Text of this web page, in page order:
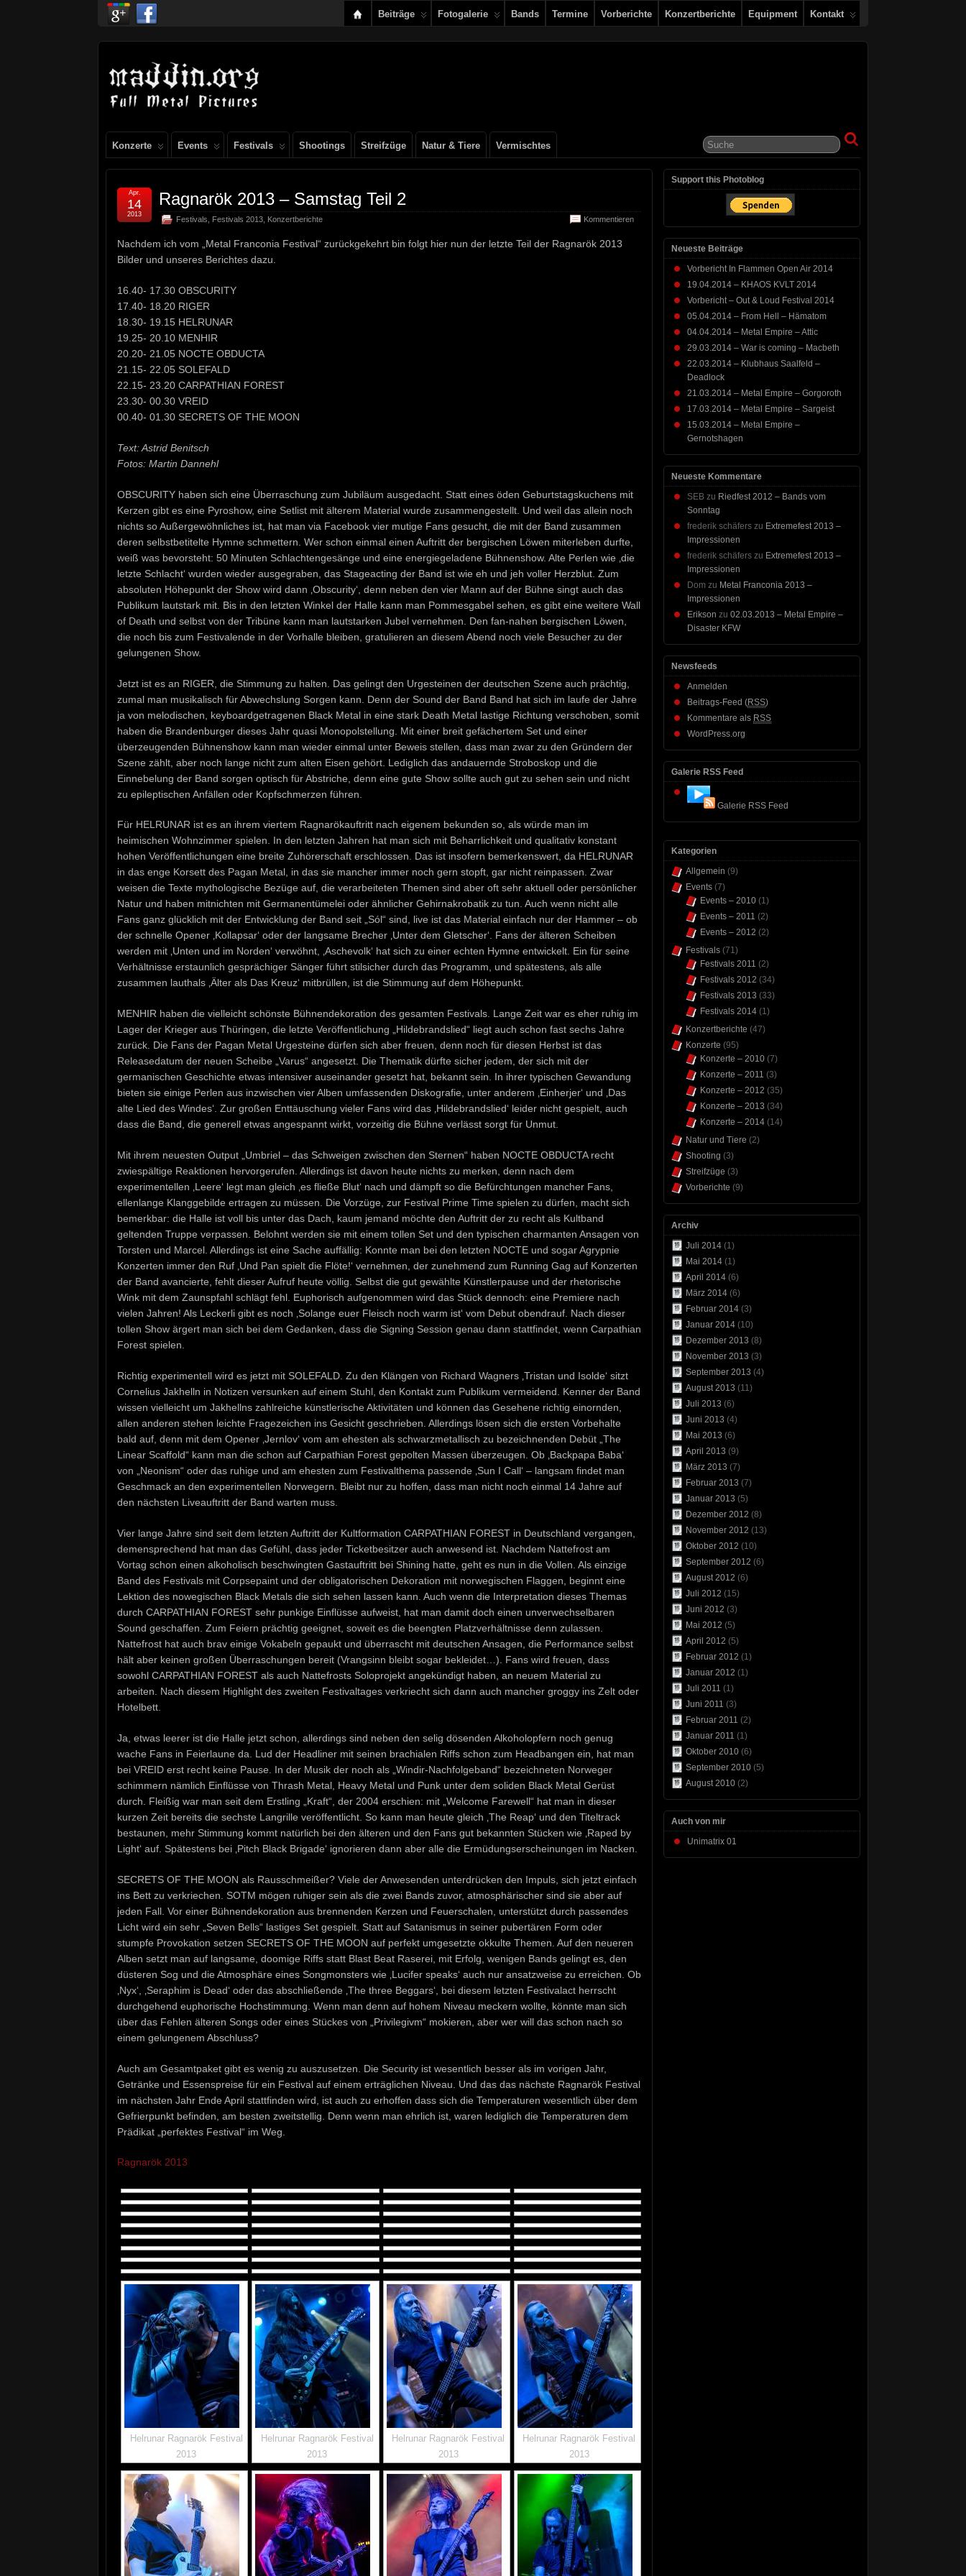
Beiträge Fotogalerie Bands Termine Vorberichte Konzertberichte Equipment Kontakt
Konzerte Events Festivals Shootings Streifzüge Natur & Tiere Vermischtes
Ragnarök 2013 – Samstag Teil 2
Festivals Festivals 2013 Konzertberichte Kommentieren
Apr.
14
2013
Nachdem ich vom „Metal Franconia Festival“ zurückgekehrt bin folgt hier nun der letzte Teil der Ragnarök 2013
Bilder und unseres Berichtes dazu.
16.40- 17.30 OBSCURITY
17.40- 18.20 RIGER
18.30- 19.15 HELRUNAR
19.25- 20.10 MENHIR
20.20- 21.05 NOCTE OBDUCTA
21.15- 22.05 SOLEFALD
22.15- 23.20 CARPATHIAN FOREST
23.30- 00.30 VREID
00.40- 01.30 SECRETS OF THE MOON
Text: Astrid Benitsch
Fotos: Martin Dannehl
OBSCURITY haben sich eine Überraschung zum Jubiläum ausgedacht. Statt eines öden Geburtstagskuchens mit
Kerzen gibt es eine Pyroshow, eine Setlist mit älterem Material wurde zusammengestellt. Und weil das allein noch
nichts so Außergewöhnliches ist, hat man via Facebook vier mutige Fans gesucht, die mit der Band zusammen
deren selbstbetitelte Hymne schmettern. Wer schon einmal einen Auftritt der bergischen Löwen miterleben durfte,
weiß was bevorsteht: 50 Minuten Schlachtengesänge und eine energiegeladene Bühnenshow. Alte Perlen wie ‚die
letzte Schlacht‘ wurden wieder ausgegraben, das Stageacting der Band ist wie eh und jeh voller Herzblut. Zum
absoluten Höhepunkt der Show wird dann ‚Obscurity‘, denn neben den vier Mann auf der Bühne singt auch das
Publikum lautstark mit. Bis in den letzten Winkel der Halle kann man Pommesgabel sehen, es gibt eine weitere Wall
of Death und selbst von der Tribüne kann man lautstarken Jubel vernehmen. Den fan-nahen bergischen Löwen,
die noch bis zum Festivalende in der Vorhalle bleiben, gratulieren an diesem Abend noch viele Besucher zu der
gelungenen Show.
Jetzt ist es an RIGER, die Stimmung zu halten. Das gelingt den Urgesteinen der deutschen Szene auch prächtig,
zumal man musikalisch für Abwechslung Sorgen kann. Denn der Sound der Band Band hat sich im laufe der Jahre
ja von melodischen, keyboardgetragenen Black Metal in eine stark Death Metal lastige Richtung verschoben, somit
haben die Brandenburger dieses Jahr quasi Monopolstellung. Mit einer breit gefächertem Set und einer
überzeugenden Bühnenshow kann man wieder einmal unter Beweis stellen, dass man zwar zu den Gründern der
Szene zählt, aber noch lange nicht zum alten Eisen gehört. Lediglich das andauernde Stroboskop und die
Einnebelung der Band sorgen optisch für Abstriche, denn eine gute Show sollte auch gut zu sehen sein und nicht
zu epileptischen Anfällen oder Kopfschmerzen führen.
Für HELRUNAR ist es an ihrem viertem Ragnarökauftritt nach eigenem bekunden so, als würde man im
heimischen Wohnzimmer spielen. In den letzten Jahren hat man sich mit Beharrlichkeit und qualitativ konstant
hohen Veröffentlichungen eine breite Zuhörerschaft erschlossen. Das ist insofern bemerkenswert, da HELRUNAR
in das enge Korsett des Pagan Metal, in das sie mancher immer noch gern stopft, gar nicht reinpassen. Zwar
weisen die Texte mythologische Bezüge auf, die verarbeiteten Themen sind aber oft sehr aktuell oder persönlicher
Natur und haben mitnichten mit Germanentümelei oder ähnlicher Gehirnakrobatik zu tun. Auch wenn nicht alle
Fans ganz glücklich mit der Entwicklung der Band seit „Sól“ sind, live ist das Material einfach nur der Hammer – ob
der schnelle Opener ‚Kollapsar‘ oder der langsame Brecher ‚Unter dem Gletscher‘. Fans der älteren Scheiben
werden mit ‚Unten und im Norden‘ verwöhnt, ‚Aschevolk‘ hat sich zu einer echten Hymne entwickelt. Ein für seine
Verhältnisse erstaunlich gesprächiger Sänger führt stilsicher durch das Programm, und spätestens, als alle
zusammen lauthals ‚Älter als Das Kreuz‘ mitbrüllen, ist die Stimmung auf dem Höhepunkt.
MENHIR haben die vielleicht schönste Bühnendekoration des gesamten Festivals. Lange Zeit war es eher ruhig im
Lager der Krieger aus Thüringen, die letzte Veröffentlichung „Hildebrandslied“ liegt auch schon fast sechs Jahre
zurück. Die Fans der Pagan Metal Urgesteine dürfen sich aber freuen, denn noch für diesen Herbst ist das
Releasedatum der neuen Scheibe „Varus“ angesetzt. Die Thematik dürfte sicher jedem, der sich mit der
germanischen Geschichte etwas intensiver auseinander gesetzt hat, bekannt sein. In ihrer typischen Gewandung
bieten sie einige Perlen aus inzwischen vier Alben umfassenden Diskografie, unter anderem ‚Einherjer‘ und ‚Das
alte Lied des Windes‘. Zur großen Enttäuschung vieler Fans wird das ‚Hildebrandslied‘ leider nicht gespielt, auch
dass die Band, die generell etwas angespannt wirkt, vorzeitig die Bühne verlässt sorgt für Unmut.
Mit ihrem neuesten Output „Umbriel – das Schweigen zwischen den Sternen“ haben NOCTE OBDUCTA recht
zwiespältige Reaktionen hervorgerufen. Allerdings ist davon heute nichts zu merken, denn nach dem
experimentellen ‚Leere‘ legt man gleich ‚es fließe Blut‘ nach und dämpft so die Befürchtungen mancher Fans,
ellenlange Klanggebilde ertragen zu müssen. Die Vorzüge, zur Festival Prime Time spielen zu dürfen, macht sich
bemerkbar: die Halle ist voll bis unter das Dach, kaum jemand möchte den Auftritt der zu recht als Kultband
geltenden Truppe verpassen. Belohnt werden sie mit einem tollen Set und den typischen charmanten Ansagen von
Torsten und Marcel. Allerdings ist eine Sache auffällig: Konnte man bei den letzten NOCTE und sogar Agrypnie
Konzerten immer den Ruf ‚Und Pan spielt die Flöte!‘ vernehmen, der zunehmend zum Running Gag auf Konzerten
der Band avancierte, fehlt dieser Aufruf heute völlig. Selbst die gut gewählte Künstlerpause und der rhetorische
Wink mit dem Zaunspfahl schlägt fehl. Euphorisch aufgenommen wird das Stück dennoch: eine Premiere nach
vielen Jahren! Als Leckerli gibt es noch ‚Solange euer Fleisch noch warm ist‘ vom Debut obendrauf. Nach dieser
tollen Show ärgert man sich bei dem Gedanken, dass die Signing Session genau dann stattfindet, wenn Carpathian
Forest spielen.
Richtig experimentell wird es jetzt mit SOLEFALD. Zu den Klängen von Richard Wagners ‚Tristan und Isolde‘ sitzt
Cornelius Jakhelln in Notizen versunken auf einem Stuhl, den Kontakt zum Publikum vermeidend. Kenner der Band
wissen vielleicht um Jakhellns zahlreiche künstlerische Aktivitäten und können das Gesehene richtig einornden,
allen anderen stehen leichte Fragezeichen ins Gesicht geschrieben. Allerdings lösen sich die ersten Vorbehalte
bald auf, denn mit dem Opener ‚Jernlov‘ vom am ehesten als schwarzmetallisch zu bezeichnenden Debüt „The
Linear Scaffold“ kann man die schon auf Carpathian Forest gepolten Massen überzeugen. Ob ‚Backpapa Baba‘
von „Neonism“ oder das ruhige und am ehesten zum Festivalthema passende ‚Sun I Call‘ – langsam findet man
Geschmack an den experimentellen Norwegern. Bleibt nur zu hoffen, dass man nicht noch einmal 14 Jahre auf
den nächsten Liveauftritt der Band warten muss.
Vier lange Jahre sind seit dem letzten Auftritt der Kultformation CARPATHIAN FOREST in Deutschland vergangen,
demensprechend hat man das Gefühl, dass jeder Ticketbesitzer auch anwesend ist. Nachdem Nattefrost am
Vortag schon einen alkoholisch beschwingten Gastauftritt bei Shining hatte, geht es nun in die Vollen. Als einzige
Band des Festivals mit Corpsepaint und der obligatorischen Dekoration mit norwegischen Flaggen, beginnt eine
Lektion des nowegischen Black Metals die sich sehen lassen kann. Auch wenn die Interpretation dieses Themas
durch CARPATHIAN FOREST sehr punkige Einflüsse aufweist, hat man damit doch einen unverwechselbaren
Sound geschaffen. Zum Feiern prächtig geeignet, soweit es die beengten Platzverhältnisse denn zulassen.
Nattefrost hat auch brav einige Vokabeln gepaukt und überrascht mit deutschen Ansagen, die Performance selbst
hält aber keinen großen Überraschungen bereit (Vrangsinn bleibt sogar bekleidet…). Fans wird freuen, dass
sowohl CARPATHIAN FOREST als auch Nattefrosts Soloprojekt angekündigt haben, an neuem Material zu
arbeiten. Nach diesem Highlight des zweiten Festivaltages verkriecht sich dann auch mancher groggy ins Zelt oder
Hotelbett.
Ja, etwas leerer ist die Halle jetzt schon, allerdings sind neben den selig dösenden Alkoholopfern noch genug
wache Fans in Feierlaune da. Lud der Headliner mit seinen brachialen Riffs schon zum Headbangen ein, hat man
bei VREID erst recht keine Pause. In der Musik der noch als „Windir-Nachfolgeband“ bezeichneten Norweger
schimmern nämlich Einflüsse von Thrash Metal, Heavy Metal und Punk unter dem soliden Black Metal Gerüst
durch. Fleißig war man seit dem Erstling „Kraft“, der 2004 erschien: mit „Welcome Farewell“ hat man in dieser
kurzen Zeit bereits die sechste Langrille veröffentlicht. So kann man heute gleich ‚The Reap‘ und den Titeltrack
bestaunen, mehr Stimmung kommt natürlich bei den älteren und den Fans gut bekannten Stücken wie ‚Raped by
Light‘ auf. Spätestens bei ‚Pitch Black Brigade‘ ignorieren dann aber alle die Ermüdungserscheinungen im Nacken.
SECRETS OF THE MOON als Rausschmeißer? Viele der Anwesenden unterdrücken den Impuls, sich jetzt einfach
ins Bett zu verkriechen. SOTM mögen ruhiger sein als die zwei Bands zuvor, atmosphärischer sind sie aber auf
jeden Fall. Vor einer Bühnendekoration aus brennenden Kerzen und Feuerschalen, unterstützt durch passendes
Licht wird ein sehr „Seven Bells“ lastiges Set gespielt. Statt auf Satanismus in seiner pubertären Form oder
stumpfe Provokation setzen SECRETS OF THE MOON auf perfekt umgesetzte okkulte Themen. Auf den neueren
Alben setzt man auf langsame, doomige Riffs statt Blast Beat Raserei, mit Erfolg, wenigen Bands gelingt es, den
düsteren Sog und die Atmosphäre eines Songmonsters wie ‚Lucifer speaks‘ auch nur ansatzweise zu erreichen. Ob
‚Nyx‘, ‚Seraphim is Dead‘ oder das abschließende ‚The three Beggars‘, bei diesem letzten Festivalact herrscht
durchgehend euphorische Hochstimmung. Wenn man denn auf hohem Niveau meckern wollte, könnte man sich
über das Fehlen älteren Songs oder eines Stückes von „Privilegivm“ mokieren, aber wer will das schon nach so
einem gelungenem Abschluss?
Auch am Gesamtpaket gibt es wenig zu auszusetzen. Die Security ist wesentlich besser als im vorigen Jahr,
Getränke und Essenspreise für ein Festival auf einem erträglichen Niveau. Und das das nächste Ragnarök Festival
im nächsten Jahr Ende April stattfinden wird, ist auch zu erhoffen dass sich die Temperaturen wesentlich über dem
Gefrierpunkt befinden, am besten zweitstellig. Denn wenn man ehrlich ist, waren lediglich die Temperaturen dem
Prädikat „perfektes Festival“ im Weg.
Ragnarök 2013
Helrunar Ragnarök Festival
2013
Helrunar Ragnarök Festival
2013
Helrunar Ragnarök Festival
2013
Helrunar Ragnarök Festival
2013
Support this Photoblog
Neueste Beiträge
Vorbericht In Flammen Open Air 2014
19.04.2014 – KHAOS KVLT 2014
Vorbericht – Out & Loud Festival 2014
05.04.2014 – From Hell – Hämatom
04.04.2014 – Metal Empire – Attic
29.03.2014 – War is coming – Macbeth
22.03.2014 – Klubhaus Saalfeld –
Deadlock
21.03.2014 – Metal Empire – Gorgoroth
17.03.2014 – Metal Empire – Sargeist
15.03.2014 – Metal Empire –
Gernotshagen
Neueste Kommentare
SEB zu Riedfest 2012 – Bands vom
Sonntag
frederik schäfers zu Extremefest 2013 –
Impressionen
frederik schäfers zu Extremefest 2013 –
Impressionen
Dom zu Metal Franconia 2013 –
Impressionen
Erikson zu 02.03.2013 – Metal Empire –
Disaster KFW
Newsfeeds
Anmelden
Beitrags-Feed (RSS)
Kommentare als RSS
WordPress.org
Galerie RSS Feed
Galerie RSS Feed
Kategorien
Allgemein (9)
Events (7)
Events – 2010 (1)
Events – 2011 (2)
Events – 2012 (2)
Festivals (71)
Festivals 2011 (2)
Festivals 2012 (34)
Festivals 2013 (33)
Festivals 2014 (1)
Konzertberichte (47)
Konzerte (95)
Konzerte – 2010 (7)
Konzerte – 2011 (3)
Konzerte – 2012 (35)
Konzerte – 2013 (34)
Konzerte – 2014 (14)
Natur und Tiere (2)
Shooting (3)
Streifzüge (3)
Vorberichte (9)
Archiv
Juli 2014 (1)
Mai 2014 (1)
April 2014 (6)
März 2014 (6)
Februar 2014 (3)
Januar 2014 (10)
Dezember 2013 (8)
November 2013 (3)
September 2013 (4)
August 2013 (11)
Juli 2013 (6)
Juni 2013 (4)
Mai 2013 (6)
April 2013 (9)
März 2013 (7)
Februar 2013 (7)
Januar 2013 (5)
Dezember 2012 (8)
November 2012 (13)
Oktober 2012 (10)
September 2012 (6)
August 2012 (6)
Juli 2012 (15)
Juni 2012 (3)
Mai 2012 (5)
April 2012 (5)
Februar 2012 (1)
Januar 2012 (1)
Juli 2011 (1)
Juni 2011 (3)
Februar 2011 (2)
Januar 2011 (1)
Oktober 2010 (6)
September 2010 (5)
August 2010 (2)
Auch von mir
Unimatrix 01